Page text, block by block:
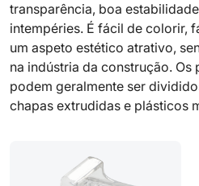
transparência, boa
intempéries. É fácil de colorir,
um aspeto estético atrativo,
na indústria da construção.
podem geralmente ser
chapas extrudidas e plásticos